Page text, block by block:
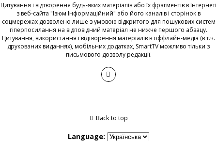
Цитування і відтворення будь-яких матеріалів або їх фрагментів в Інтернеті
з веб-сайта "Ізюм Інформаційний" або його каналів і сторінок в
соцмережах дозволено лише з умовою відкритого для пошукових систем
гіперпосилання на відповідний матеріал не нижче першого абзацу.
Цитування, використання і відтворення матеріалів в оффлайн-медіа (в т.ч.
друкованих виданнях), мобільних додатках, SmartTV можливо тільки з
письмового дозволу редакції.
Back to top
Language: